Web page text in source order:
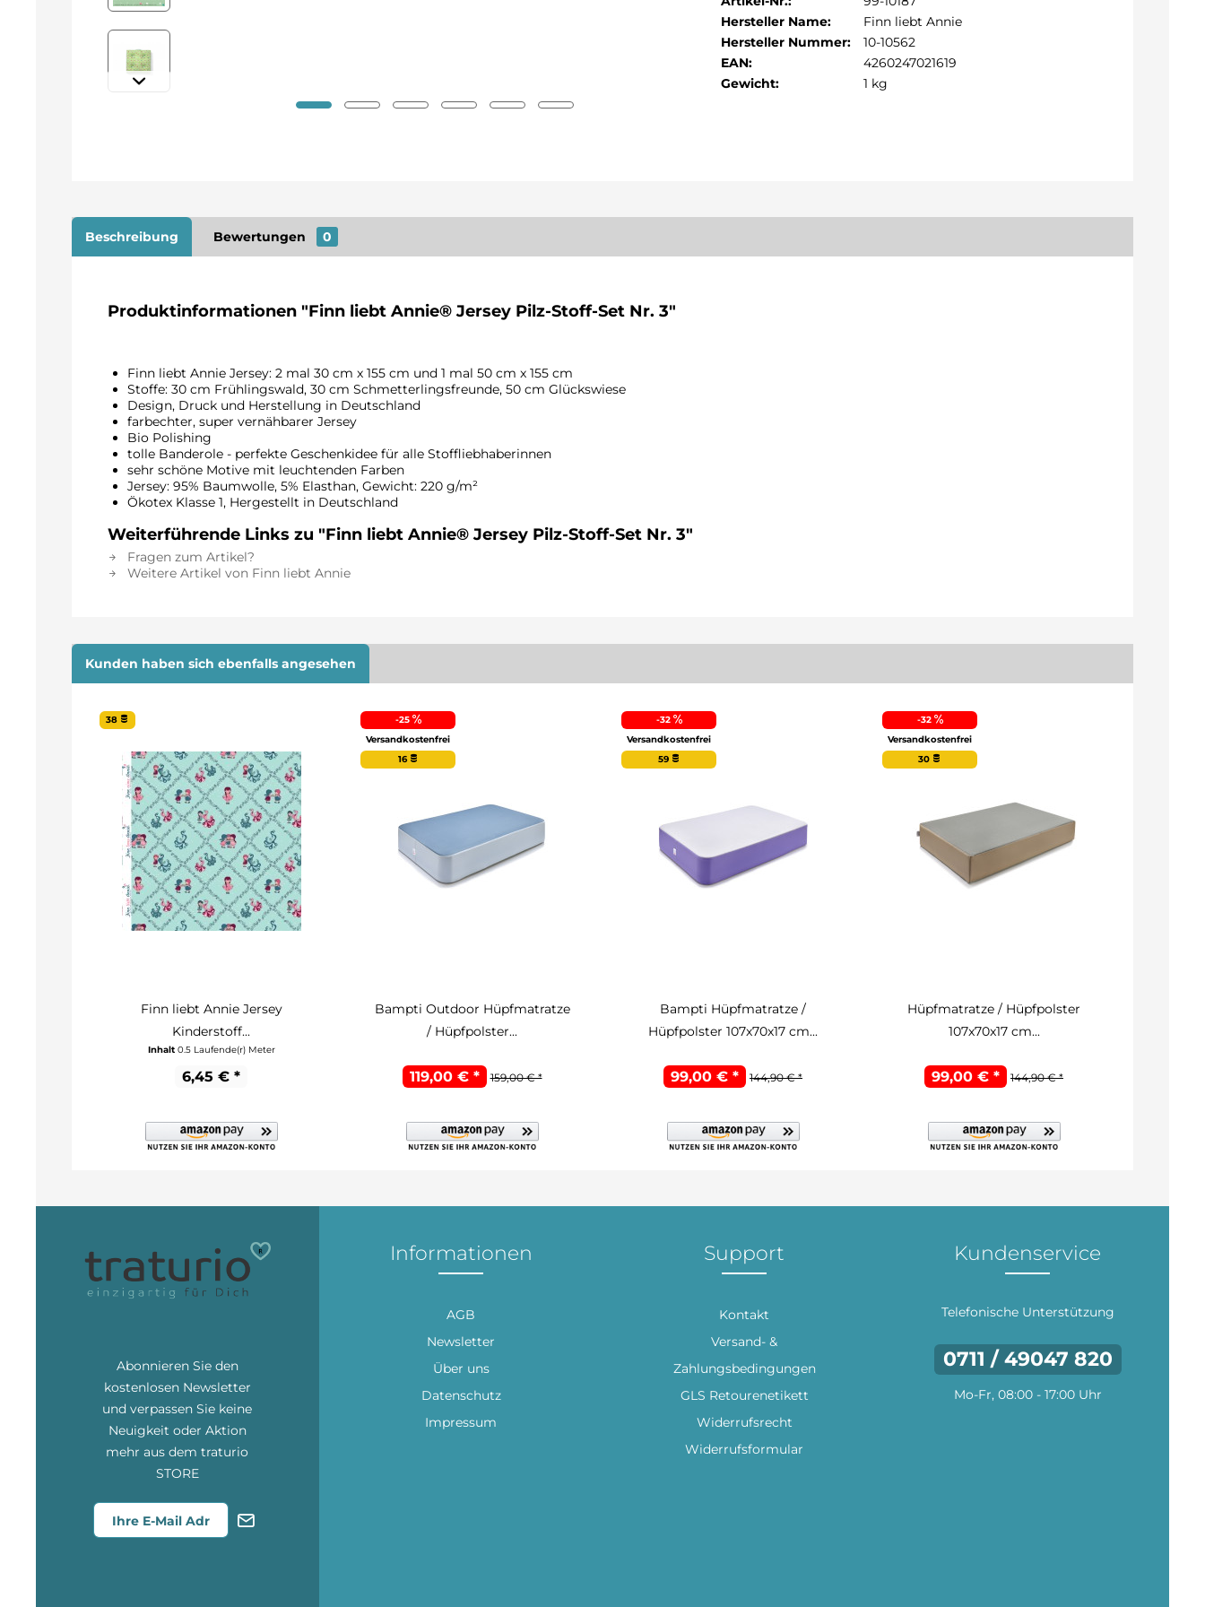
Hersteller Name:
Finn liebt Annie
Hersteller Nummer:
10-10562
EAN:
4260247021619
Gewicht:
1 kg
Beschreibung Bewertungen 0
Produktinformationen "Finn liebt Annie® Jersey Pilz-Stoff-Set Nr. 3"
Finn liebt Annie Jersey: 2 mal 30 cm x 155 cm und 1 mal 50 cm x 155 cm
Stoffe: 30 cm Frühlingswald, 30 cm Schmetterlingsfreunde, 50 cm Glückswiese
Design, Druck und Herstellung in Deutschland
farbechter, super vernähbarer Jersey
Bio Polishing
tolle Banderole - perfekte Geschenkidee für alle Stoffliebhaberinnen
sehr schöne Motive mit leuchtenden Farben
Jersey: 95% Baumwolle, 5% Elasthan, Gewicht: 220 g/m²
Ökotex Klasse 1, Hergestellt in Deutschland
Weiterführende Links zu "Finn liebt Annie® Jersey Pilz-Stoff-Set Nr. 3"
Fragen zum Artikel?
Weitere Artikel von Finn liebt Annie
Kunden haben sich ebenfalls angesehen
38
Finn liebt Annie Jersey
Kinderstoff...
Inhalt 0.5 Laufende(r) Meter
6,45 € *
-25
Versandkostenfrei
16
Bampti Outdoor Hüpfmatratze
/ Hüpfpolster...
119,00 € * 159,00 € *
-32
Versandkostenfrei
59
Bampti Hüpfmatratze /
Hüpfpolster 107x70x17 cm...
99,00 € * 144,90 € *
-32
Versandkostenfrei
30
Hüpfmatratze / Hüpfpolster
107x70x17 cm...
99,00 € * 144,90 € *
Kundenservice
Telefonische Unterstützung
0711 / 49047 820
Mo-Fr, 08:00 - 17:00 Uhr
Support
Kontakt
Versand- &
Zahlungsbedingungen
GLS Retourenetikett
Widerrufsrecht
Widerrufsformular
Informationen
AGB
Newsletter
Über uns
Datenschutz
Impressum
Abonnieren Sie den
kostenlosen Newsletter
und verpassen Sie keine
Neuigkeit oder Aktion
mehr aus dem traturio
STORE